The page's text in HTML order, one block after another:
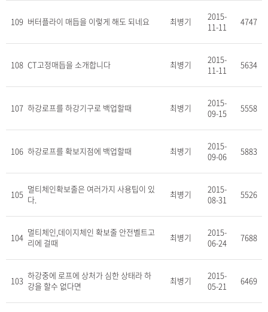
109 버터플라이 매듭을 이렇게 해도 되네요 최병기
2015-
11-11
4747
108 CT고정매듭을 소개합니다 최병기
2015-
11-11
5634
107 하강로프를 하강기구로 백업할때 최병기
2015-
09-15
5558
106 하강로프를 확보지점에 백업할때 최병기
2015-
09-06
5883
105 멀티체인확보줄은 여러가지 사용팁이 있
다.
최병기
2015-
08-31
5526
104 멀티체인,데이지체인 확보줄 안전벨트고
리에 걸때
최병기
2015-
06-24
7688
103 하강중에 로프에 상처가 심한 상태라 하
강을 할수 없다면
최병기
2015-
05-21
6469